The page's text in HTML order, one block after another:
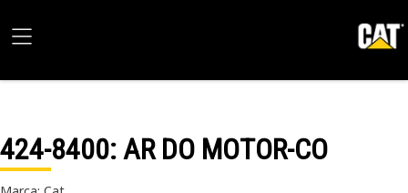
424-8400: AR DO MOTOR-CO